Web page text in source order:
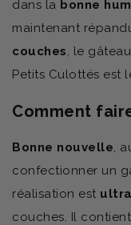
dans la bonne
maintenant
couches, le
Petits Culottés est
Comment
Bonne nouvelle,
confectionner un
réalisation est
couches. Il